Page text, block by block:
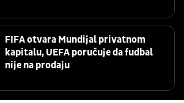
FIFA otvara Mundijal privatnom
kapitalu, UEFA poručuje da fudbal
nije na prodaju